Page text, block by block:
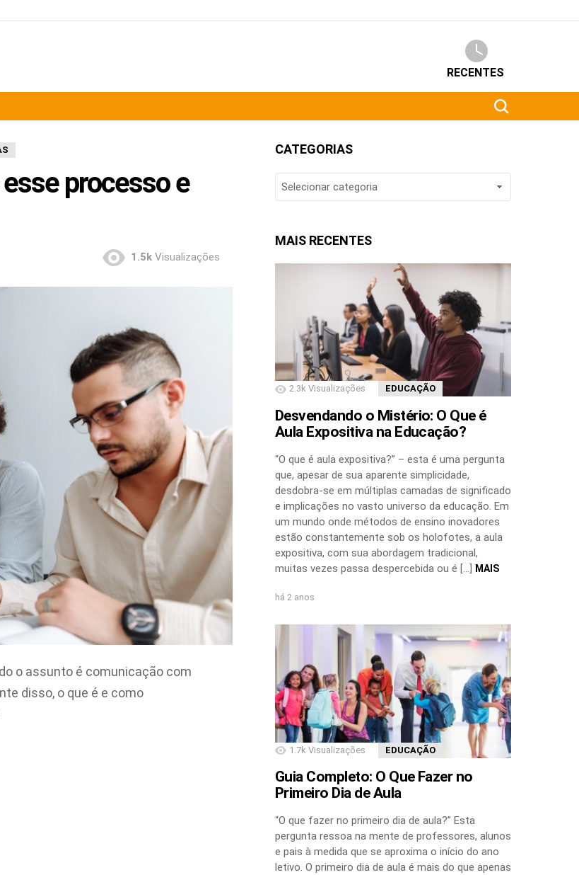
RECENTES
processo e
1.5k Visualizações
o assunto é comunicação com
disso, o que é e como
CATEGORIAS
MAIS RECENTES
2.3k Visualizações EDUCAÇÃO
Desvendando o Mistério: O Que é
Aula Expositiva na Educação?
“O que é aula expositiva?” – esta é uma pergunta
que, apesar de sua aparente simplicidade,
desdobra-se em múltiplas camadas de significado
e implicações no vasto universo da educação. Em
um mundo onde métodos de ensino inovadores
estão constantemente sob os holofotes, a aula
expositiva, com sua abordagem tradicional,
muitas vezes passa despercebida ou é […] MAIS
há 2 anos
1.7k Visualizações EDUCAÇÃO
Guia Completo: O Que Fazer no
Primeiro Dia de Aula
“O que fazer no primeiro dia de aula?” Esta
pergunta ressoa na mente de professores, alunos
e pais à medida que se aproxima o início do ano
letivo. O primeiro dia de aula é mais do que apenas